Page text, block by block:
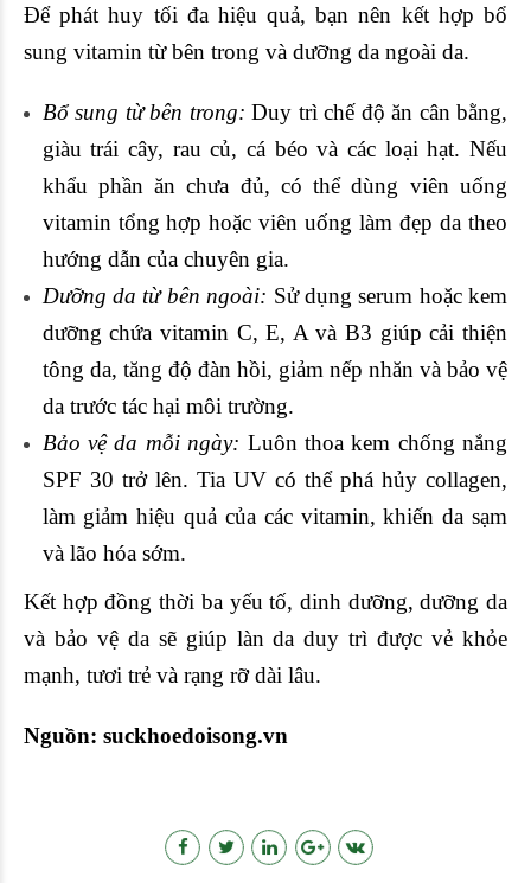
Để phát huy tối đa hiệu quả, bạn nên kết hợp bổ
sung vitamin từ bên trong và dưỡng da ngoài da.
Bổ sung từ bên trong:Duy trì chế độ ăn cân bằng,
giàu trái cây, rau củ, cá béo và các loại hạt. Nếu
khẩu phần ăn chưa đủ, có thể dùng viên uống
vitamin tổng hợp hoặc viên uống làm đẹp da theo
hướng dẫn của chuyên gia.
Dưỡng da từ bên ngoài: Sử dụng serum hoặc kem
dưỡng chứa vitamin C, E, A và B3 giúp cải thiện
tông da, tăng độ đàn hồi, giảm nếp nhăn và bảo vệ
da trước tác hại môi trường.
Bảo vệ da mỗi ngày: Luôn thoa kem chống nắng
SPF 30 trở lên. Tia UV có thể phá hủy collagen,
làm giảm hiệu quả của các vitamin, khiến da sạm
và lão hóa sớm.
Kết hợp đồng thời ba yếu tố, dinh dưỡng, dưỡng da
và bảo vệ da sẽ giúp làn da duy trì được vẻ khỏe
mạnh, tươi trẻ và rạng rỡ dài lâu.
Nguồn: suckhoedoisong.vn